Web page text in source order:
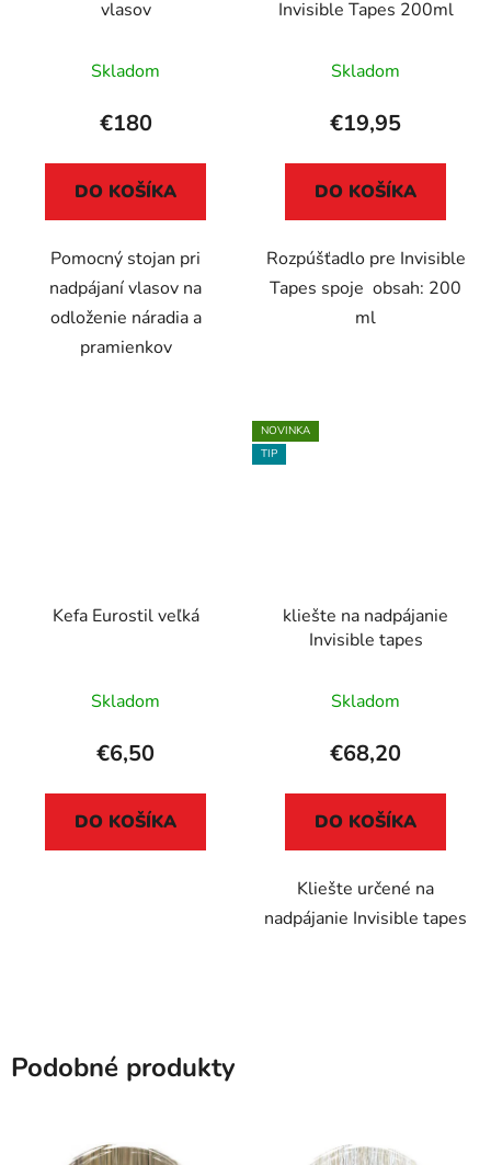
vlasov
Skladom
€180
DO KOŠÍKA
Pomocný stojan pri
nadpájaní vlasov na
odloženie náradia a
pramienkov
Invisible Tapes 200ml
Skladom
€19,95
DO KOŠÍKA
Rozpúšťadlo pre Invisible
Tapes spoje obsah: 200
ml
Kefa Eurostil veľká
Skladom
€6,50
DO KOŠÍKA
NOVINKA
TIP
kliešte na nadpájanie
Invisible tapes
Skladom
€68,20
DO KOŠÍKA
Kliešte určené na
nadpájanie Invisible tapes
Podobné produkty